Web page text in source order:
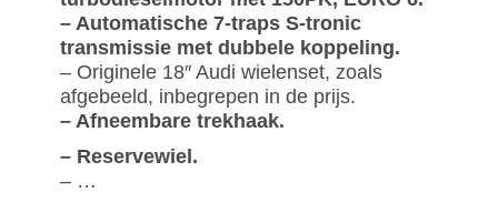
– Automatische 7-traps S-tronic
transmissie met dubbele koppeling.
– Originele 18″ Audi wielenset, zoals
afgebeeld, inbegrepen in de prijs.
– Afneembare trekhaak.
– Reservewiel.
– …